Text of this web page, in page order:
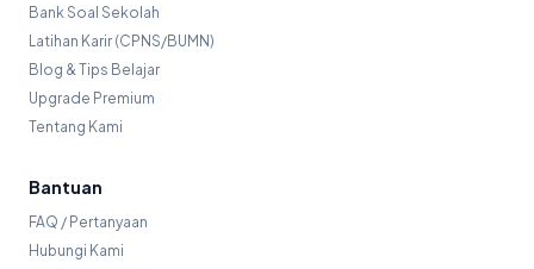
Bank Soal Sekolah
Latihan Karir (CPNS/BUMN)
Blog & Tips Belajar
Upgrade Premium
Tentang Kami
Bantuan
FAQ / Pertanyaan
Hubungi Kami